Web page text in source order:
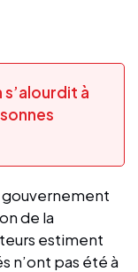
s’alourdit à
de la
estiment
n’ont pas été à